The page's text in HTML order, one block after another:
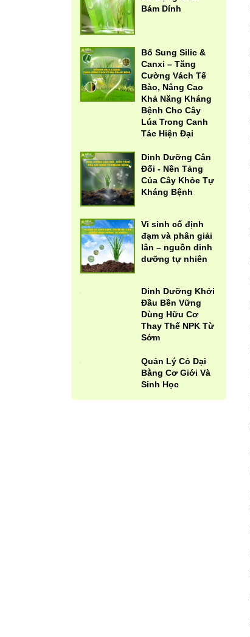
Bám Dính
Bổ Sung Silic &
Canxi – Tăng
Cường Vách Tế
Bào, Nâng Cao
Khả Năng Kháng
Bệnh Cho Cây
Lúa Trong Canh
Tác Hiện Đại
Dinh Dưỡng Cân
Đối - Nền Tảng
Của Cây Khỏe Tự
Kháng Bệnh
Vi sinh cố định
đạm và phân giải
lân – nguồn dinh
dưỡng tự nhiên
Dinh Dưỡng Khởi
Đầu Bền Vững
Dùng Hữu Cơ
Thay Thế NPK Từ
Sớm
Quản Lý Cỏ Dại
Bằng Cơ Giới Và
Sinh Học